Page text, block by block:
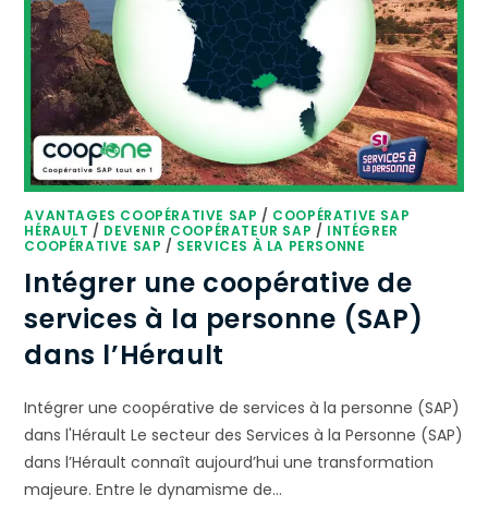
AVANTAGES COOPÉRATIVE SAP / COOPÉRATIVE SAP
HÉRAULT / DEVENIR COOPÉRATEUR SAP / INTÉGRER
COOPÉRATIVE SAP / SERVICES À LA PERSONNE
Intégrer une coopérative de
services à la personne (SAP)
dans l’Hérault
Intégrer une coopérative de services à la personne (SAP)
dans l'Hérault Le secteur des Services à la Personne (SAP)
dans l’Hérault connaît aujourd’hui une transformation
majeure. Entre le dynamisme de…